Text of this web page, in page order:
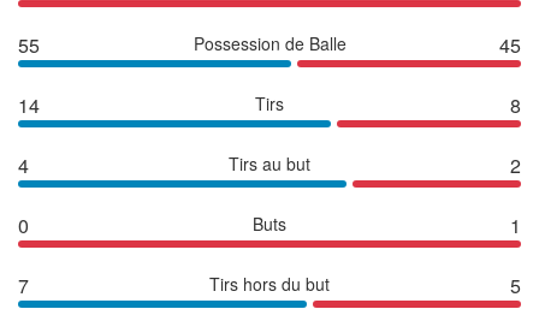
55 Possession de Balle 45
14 Tirs 8
4 Tirs au but 2
0 Buts 1
7 Tirs hors du but 5